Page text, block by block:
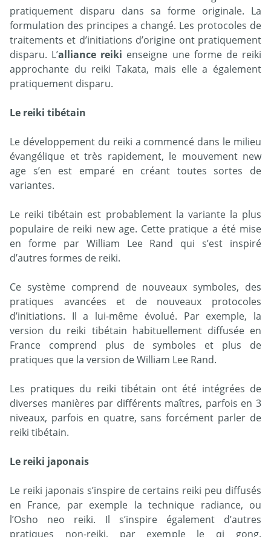
pratiquement disparu dans sa forme originale. La
formulation des principes a changé. Les protocoles de
traitements et d’initiations d’origine ont pratiquement
disparu. L’alliance reiki enseigne une forme de reiki
approchante du reiki Takata, mais elle a également
pratiquement disparu.
Le reiki tibétain
Le développement du reiki a commencé dans le milieu
évangélique et très rapidement, le mouvement new
age s’en est emparé en créant toutes sortes de
variantes.
Le reiki tibétain est probablement la variante la plus
populaire de reiki new age. Cette pratique a été mise
en forme par William Lee Rand qui s’est inspiré
d’autres formes de reiki.
Ce système comprend de nouveaux symboles, des
pratiques avancées et de nouveaux protocoles
d’initiations. Il a lui-même évolué. Par exemple, la
version du reiki tibétain habituellement diffusée en
France comprend plus de symboles et plus de
pratiques que la version de William Lee Rand.
Les pratiques du reiki tibétain ont été intégrées de
diverses manières par différents maîtres, parfois en 3
niveaux, parfois en quatre, sans forcément parler de
reiki tibétain.
Le reiki japonais
Le reiki japonais s’inspire de certains reiki peu diffusés
en France, par exemple la technique radiance, ou
l’Osho neo reiki. Il s’inspire également d’autres
pratiques non-reiki, par exemple le qi gong.